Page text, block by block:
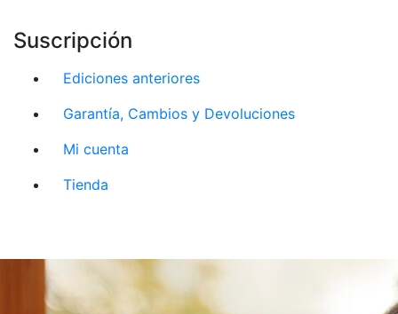
Suscripción
Ediciones anteriores
Garantía, Cambios y Devoluciones
Mi cuenta
Tienda